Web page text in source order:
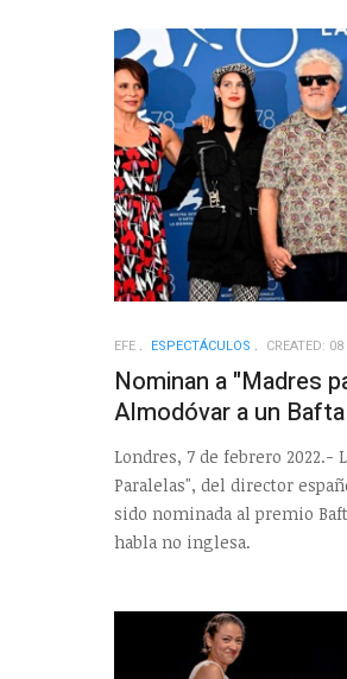
EFE ESPECTÁCULOS CREATED:
Nominan a "Madres
Almodóvar a un Bafta
Londres, 7 de febrero 2022.-
Paralelas", del director
sido nominada al premio
habla no inglesa.